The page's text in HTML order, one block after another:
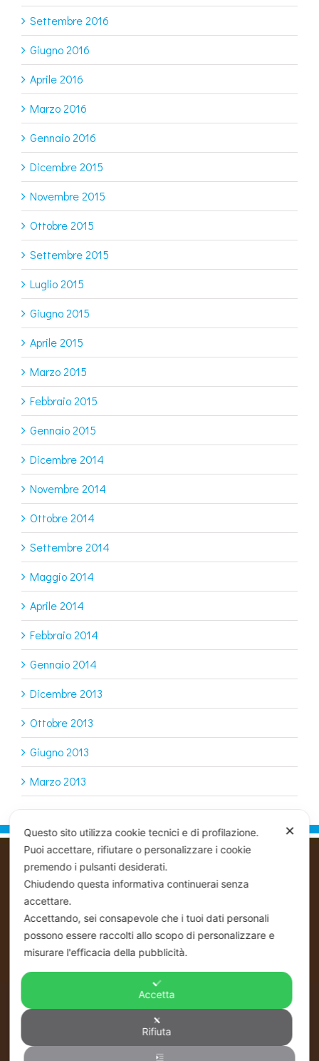
Settembre 2016
Giugno 2016
Aprile 2016
Marzo 2016
Gennaio 2016
Dicembre 2015
Novembre 2015
Ottobre 2015
Settembre 2015
Luglio 2015
Giugno 2015
Aprile 2015
Marzo 2015
Febbraio 2015
Gennaio 2015
Dicembre 2014
Novembre 2014
Ottobre 2014
Settembre 2014
Maggio 2014
Aprile 2014
Febbraio 2014
Gennaio 2014
Dicembre 2013
Ottobre 2013
Giugno 2013
Marzo 2013
PIOVACCARI EZIO & C SNC
Linea Pasticceria - Linea Alimentare
Ho.Re.Ca. - Pastry - Bakery
REG.IMP. P.IVA / C.FISC NUM.
00146140405
Via Gorizia, 176 47122 Forlì (FC)
Tel +39 0543-795543 Fax +39 0543-801259
✕
Questo sito utilizza cookie tecnici e di profilazione.
Puoi accettare, rifiutare o personalizzare i cookie
premendo i pulsanti desiderati.
Chiudendo questa informativa continuerai senza
accettare.
Accettando, sei consapevole che i tuoi dati personali
possono essere raccolti allo scopo di personalizzare e
misurare l'efficacia della pubblicità.
Accetta
Rifiuta